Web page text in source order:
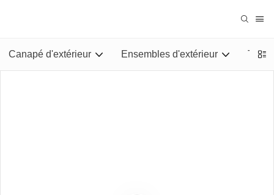
Canapé d'extérieur Ensembles d'extérieur